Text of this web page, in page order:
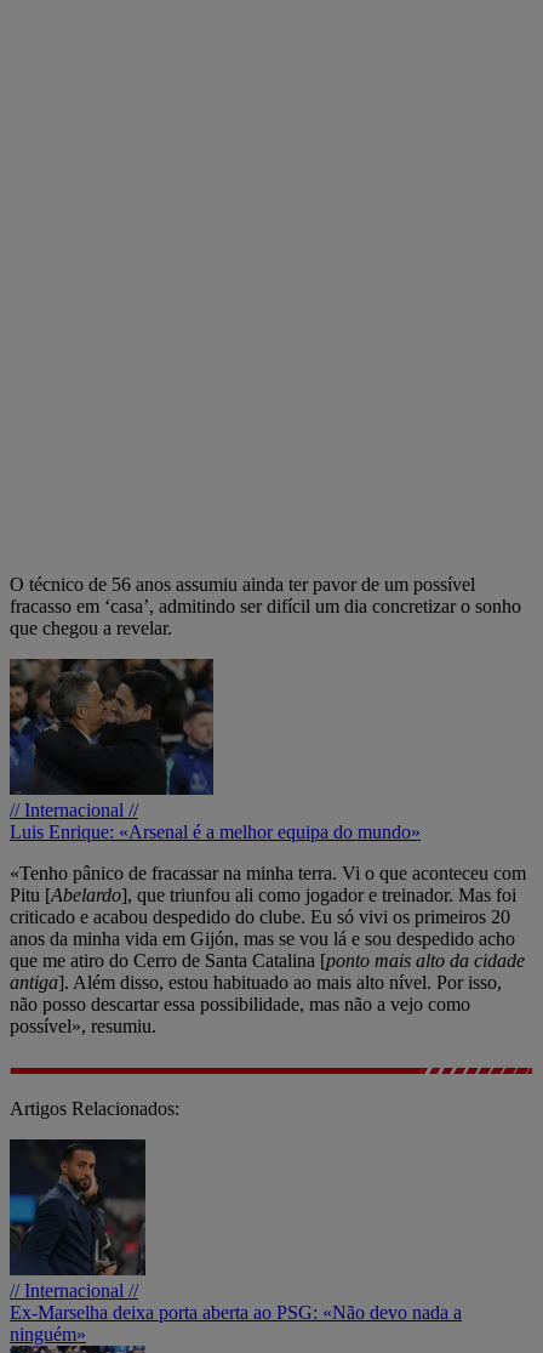
O técnico de 56 anos assumiu ainda ter pavor de um possível
fracasso em ‘casa’, admitindo ser difícil um dia concretizar o sonho
que chegou a revelar.
// Internacional //
Luis Enrique: «Arsenal é a melhor equipa do mundo»
«Tenho pânico de fracassar na minha terra. Vi o que aconteceu com
Pitu [Abelardo], que triunfou ali como jogador e treinador. Mas foi
criticado e acabou despedido do clube. Eu só vivi os primeiros 20
anos da minha vida em Gijón, mas se vou lá e sou despedido acho
que me atiro do Cerro de Santa Catalina [ponto mais alto da cidade
antiga]. Além disso, estou habituado ao mais alto nível. Por isso,
não posso descartar essa possibilidade, mas não a vejo como
possível», resumiu.
Artigos Relacionados:
// Internacional //
Ex-Marselha deixa porta aberta ao PSG: «Não devo nada a
ninguém»